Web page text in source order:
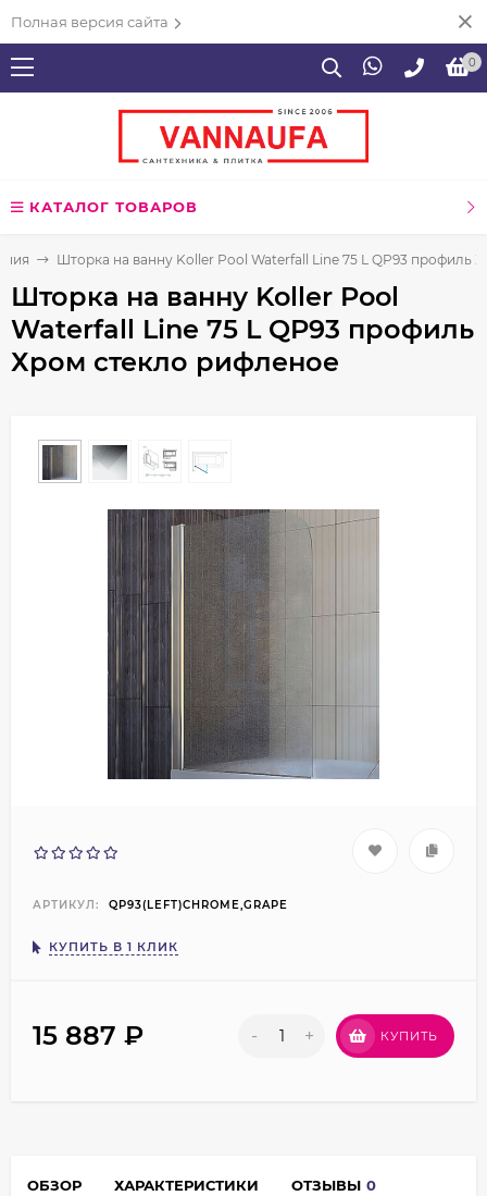
Полная версия сайта
0
КАТАЛОГ ТОВАРОВ
Шторка на ванну Koller Pool Waterfall Line 75 L QP93 профиль
Шторка на ванну Koller Pool
Waterfall Line 75 L QP93 профиль
Хром стекло рифленое
АРТИКУЛ: QP93(LEFT)CHROME,GRAPE
КУПИТЬ В 1 КЛИК
15 887 ₽ - + КУПИТЬ
ОБЗОР ХАРАКТЕРИСТИКИ ОТЗЫВЫ 0